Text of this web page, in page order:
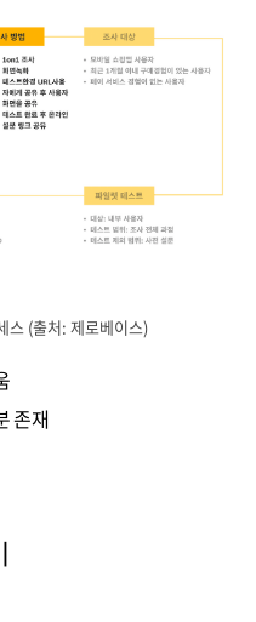
스 (출처: 제로베이스)
존재